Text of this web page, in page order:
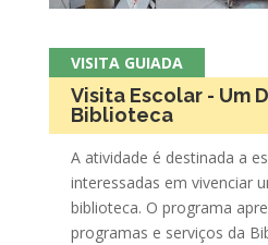
VISITA GUIADA
Visita Escolar - Um
Biblioteca
A atividade é destinada a
interessadas em vivenciar
biblioteca. O programa
programas e serviços da